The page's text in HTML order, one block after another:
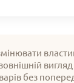
вигляд
без